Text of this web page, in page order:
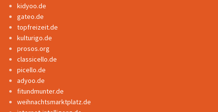
kidyoo.de
gateo.de
topfreizeit.de
kulturigo.de
prosos.org
classicello.de
picello.de
adyoo.de
fitundmunter.de
weihnachtsmarktplatz.de